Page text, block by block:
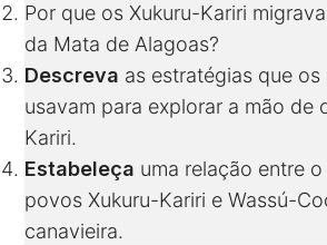
Por que os Xukuru-Kariri
da Mata de Alagoas?
Descreva as estratégias que os
usavam para explorar a mão de
Kariri.
Estabeleça uma relação entre
povos Xukuru-Kariri e Wassú-
canavieira.